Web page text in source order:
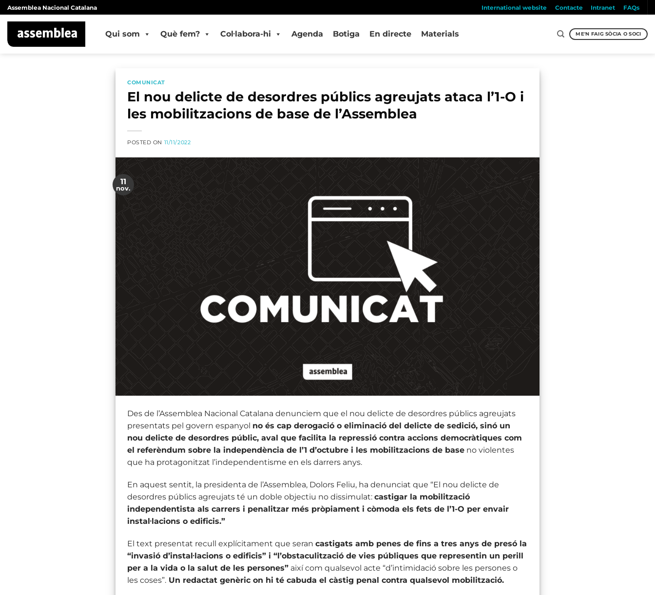
Skip
to
content
Assemblea Nacional Catalana International website Contacte Intranet FAQs
Qui som Què fem? Col·labora-hi Agenda Botiga En directe Materials ME'N FAIG SÒCIA O SOCI
COMUNICAT
El nou delicte de desordres públics agreujats ataca l’1-O i
les mobilitzacions de base de l’Assemblea
POSTED ON 11/11/2022
11
nov.
Des de l’Assemblea Nacional Catalana denunciem que el nou delicte de desordres públics agreujats
presentats pel govern espanyol no és cap derogació o eliminació del delicte de sedició, sinó un
nou delicte de desordres públic, aval que facilita la repressió contra accions democràtiques com
el referèndum sobre la independència de l’1 d’octubre i les mobilitzacions de base no violentes
que ha protagonitzat l’independentisme en els darrers anys.
En aquest sentit, la presidenta de l’Assemblea, Dolors Feliu, ha denunciat que “El nou delicte de
desordres públics agreujats té un doble objectiu no dissimulat: castigar la mobilització
independentista als carrers i penalitzar més pròpiament i còmoda els fets de l’1-O per envair
instal·lacions o edificis.”
El text presentat recull explícitament que seran castigats amb penes de fins a tres anys de presó la
“invasió d’instal·lacions o edificis” i “l’obstaculització de vies públiques que representin un perill
per a la vida o la salut de les persones” així com qualsevol acte “d’intimidació sobre les persones o
les coses”. Un redactat genèric on hi té cabuda el càstig penal contra qualsevol mobilització.